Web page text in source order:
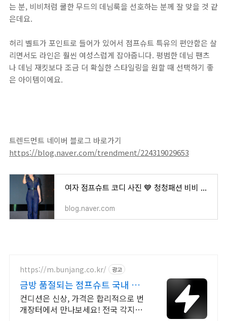
는 분, 비비처럼 쿨한 무드의 데님룩을 선호하는 분께 잘 맞을 것 같
은데요.
허리 벨트가 포인트로 들어가 있어서 점프슈트 특유의 편안함은 살
리면서도 라인은 훨씬 여성스럽게 잡아줍니다. 평범한 데님 팬츠
나 데님 재킷보다 조금 더 확실한 스타일링을 원할 때 선택하기 좋
은 아이템이에요.
트렌드먼트 네이버 블로그 바로가기
https://blog.naver.com/trendment/224319029653
여자 점프슈트 코디 사진 💙 청청패션 비비 셀프포트레이트 데님 점프슈트
blog.naver.com
https://m.bunjang.co.kr/ 광고
금방 품절되는 점프슈트 국내 최
대 브랜드 중고거래
컨디션은 신상, 가격은 합리적으로 번
개장터에서 만나보세요! 전국 각지에